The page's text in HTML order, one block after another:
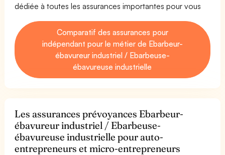
dédiée à toutes les assurances importantes pour vous
Comparatif des assurances pour
indépendant pour le métier de Ebarbeur-
ébavureur industriel / Ebarbeuse-
ébavureuse industrielle
Les assurances prévoyances Ebarbeur-
ébavureur industriel / Ebarbeuse-
ébavureuse industrielle pour auto-
entrepreneurs et micro-entrepreneurs